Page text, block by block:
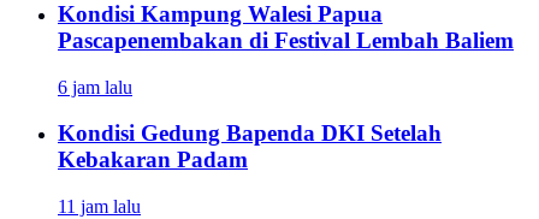
Kondisi Kampung Walesi Papua
Pascapenembakan di Festival Lembah Baliem
6 jam lalu
Kondisi Gedung Bapenda DKI Setelah
Kebakaran Padam
11 jam lalu